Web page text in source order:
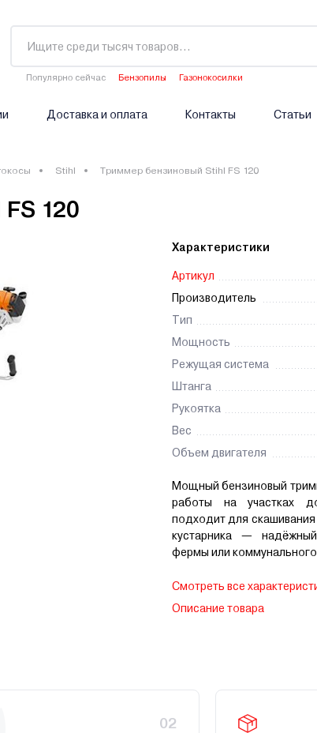
Популярно сейчас Бензопилы
Газонокосилки
Доставка и оплата Контакты Статьи
Stihl Триммер бензиновый Stihl FS 120
120
Характеристики
Артикул
Производитель
Тип
Мощность
Режущая система
Штанга
Рукоятка
Вес
Объем двигателя
Мощный бензиновый
работы на участках
подходит для
кустарника —
фермы или
Смотреть все
Описание товара
02